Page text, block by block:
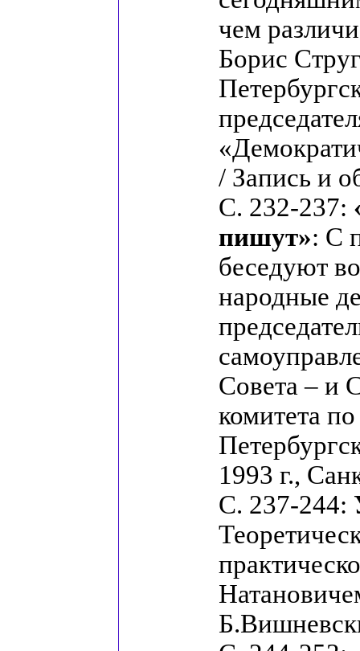
чем
Борис
/ Запись и
С. 232-237:
пишут»: С
беседуют
народные
Совета – и
комитета
1993 г.,
С. 237-244: